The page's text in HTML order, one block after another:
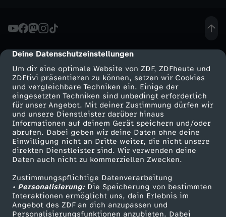
cmp-dialog-description
Deine Datenschutzeinstellungen
Um dir eine optimale Website von ZDF, ZDFheute und
ZDFtivi präsentieren zu können, setzen wir Cookies
und vergleichbare Techniken ein. Einige der
eingesetzten Techniken sind unbedingt erforderlich
für unser Angebot. Mit deiner Zustimmung dürfen wir
und unsere Dienstleister darüber hinaus
Informationen auf deinem Gerät speichern und/oder
abrufen. Dabei geben wir deine Daten ohne deine
Einwilligung nicht an Dritte weiter, die nicht unsere
direkten Dienstleister sind. Wir verwenden deine
Daten auch nicht zu kommerziellen Zwecken.
Zustimmungspflichtige Datenverarbeitung
• Personalisierung:Die Speicherung von bestimmten
Interaktionen ermöglicht uns, dein Erlebnis im
Angebot des ZDF an dich anzupassen und
Personalisierungsfunktionen anzubieten. Dabei
c
h
e
R
e
n
t
n
Mehr ZDF
ZDF-Apps
Smart TV
ZDFtext
Livestreams
Sendungen A-Z
TV-Programm
Service
ZDFmitreden
Kontakt zum ZDF
Tickets
Zuschauerservice
Hilfe